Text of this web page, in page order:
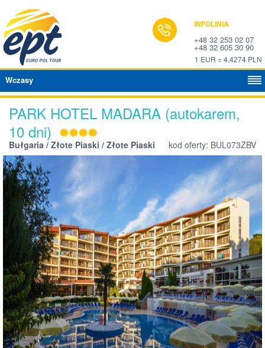
INFOLINIA
+48 32 253 02 07
+48 32 605 30 90
1 EUR = 4,4274 PLN
Wczasy
PARK HOTEL MADARA (autokarem,
10 dni)
Bułgaria / Złote Piaski / Złote Piaski kod oferty: BUL073ZBV